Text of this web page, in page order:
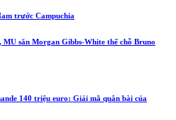
trước Campuchia
săn Morgan Gibbs-White thế chỗ Bruno
140 triệu euro: Giải mã quân bài của